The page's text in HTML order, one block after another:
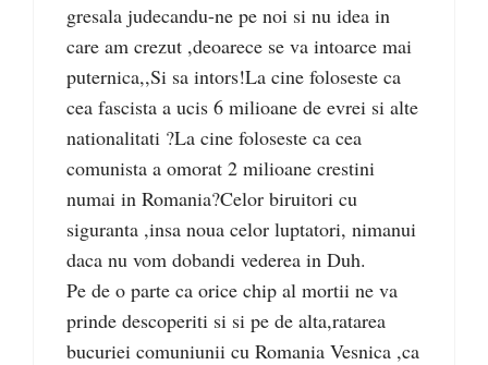
gresala judecandu-ne pe noi si nu idea in
care am crezut ,deoarece se va intoarce mai
puternica,,Si sa intors!La cine foloseste ca
cea fascista a ucis 6 milioane de evrei si alte
nationalitati ?La cine foloseste ca cea
comunista a omorat 2 milioane crestini
numai in Romania?Celor biruitori cu
siguranta ,insa noua celor luptatori, nimanui
daca nu vom dobandi vederea in Duh.
Pe de o parte ca orice chip al mortii ne va
prinde descoperiti si si pe de alta,ratarea
bucuriei comuniunii cu Romania Vesnica ,ca